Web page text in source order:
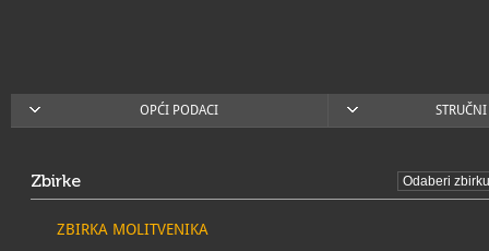
OPĆI PODACI
Zbirke
ZBIRKA MOLITVENIKA